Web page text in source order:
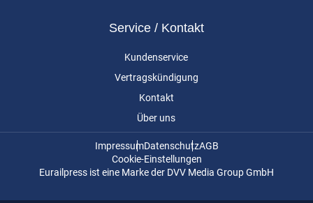
Service / Kontakt
Kundenservice
Vertragskündigung
Kontakt
Über uns
ImpressumDatenschutzAGB
Cookie-Einstellungen
Eurailpress ist eine Marke der DVV Media Group GmbH